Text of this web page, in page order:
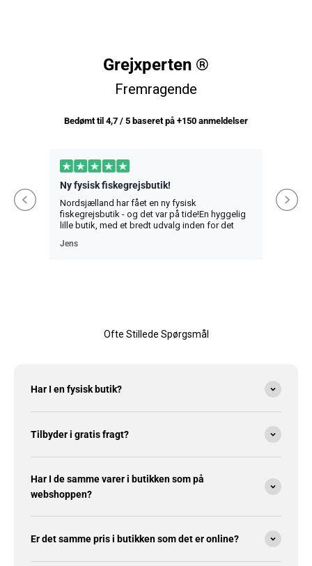
Grejxperten ®
Fremragende
Bedømt til 4,7 / 5 baseret på +150 anmeldelser
Ny fysisk fiskegrejsbutik!
Nordsjælland har fået en ny fysisk
fiskegrejsbutik - og det var på tide!En hyggelig
lille butik, med et bredt udvalg inden for det
man lige mangler - og selvfølgelig også alt det
Jens
En
Ofte Stillede Spørgsmål
Har I en fysisk butik?
Tilbyder i gratis fragt?
Har I de samme varer i butikken som på
webshoppen?
Er det samme pris i butikken som det er online?